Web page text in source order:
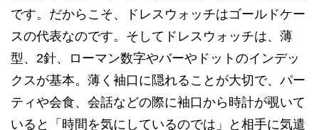
です。だからこそ、ドレスウォッチはゴールドケー
スの代表なのです。そしてドレスウォッチは、薄
型、2針、ローマン数字やバーやドットのインデッ
クスが基本。薄く袖口に隠れることが大切で、パー
ティや会食、会話などの際に袖口から時計が覗いて
いると「時間を気にしているのでは」と相手に気遣